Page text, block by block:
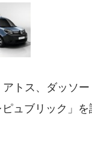
トス、ダッソ
ュブリック」を